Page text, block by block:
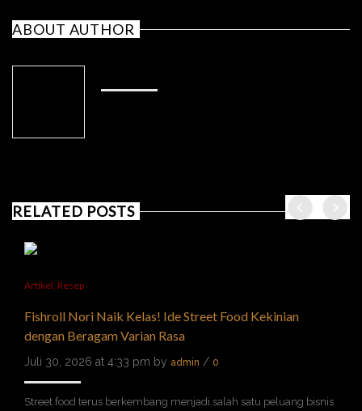
ABOUT AUTHOR
RELATED POSTS
Artikel, Resep
Fishroll Nori Naik Kelas! Ide Street Food Kekinian
dengan Beragam Varian Rasa
Juli 30, 2026 at 4:33 pm by admin / 0
Street food terus berkembang menjadi salah satu peluang bisnis